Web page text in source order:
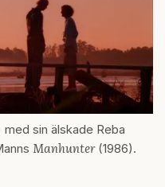
sin älskade Reba
Manhunter (1986).